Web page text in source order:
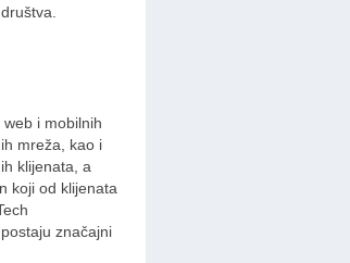
i mobilnih
mreža, kao i
klijenata, a
koji od klijenata
značajni